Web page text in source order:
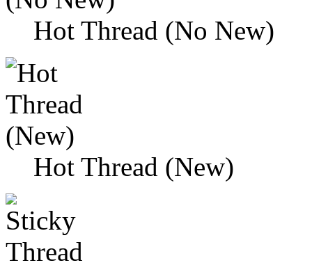
Hot Thread (No New)
Hot Thread (New)